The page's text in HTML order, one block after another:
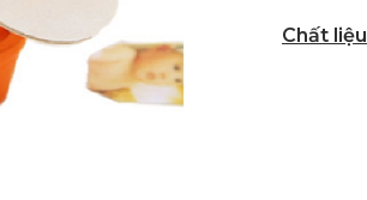
Chất liệu